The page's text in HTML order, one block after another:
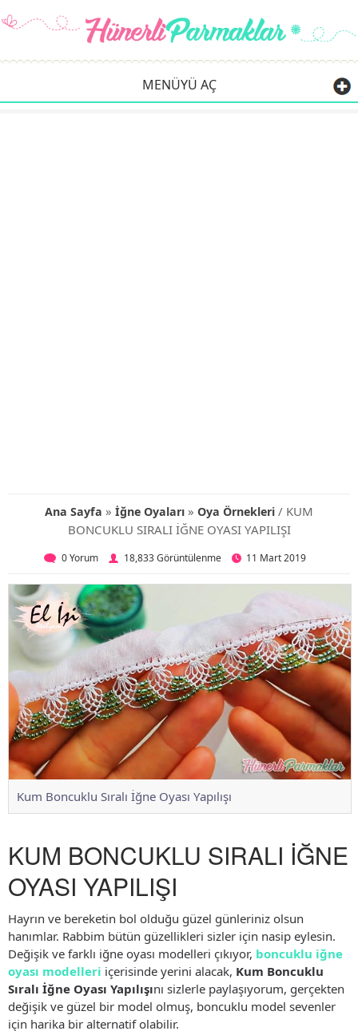
MENÜYÜ AÇ
Ana Sayfa » İğne Oyaları » Oya Örnekleri / KUM
BONCUKLU SIRALI İĞNE OYASI YAPILIŞI
0 Yorum 18,833 Görüntülenme 11 Mart 2019
Kum Boncuklu Sıralı İğne Oyası Yapılışı
KUM BONCUKLU SIRALI İĞNE
OYASI YAPILIŞI
Hayrın ve bereketin bol olduğu güzel günleriniz olsun
hanımlar. Rabbim bütün güzellikleri sizler için nasip eylesin.
Değişik ve farklı iğne oyası modelleri çıkıyor, boncuklu iğne
oyası modelleri içerisinde yerini alacak, Kum Boncuklu
Sıralı İğne Oyası Yapılışını sizlerle paylaşıyorum, gerçekten
değişik ve güzel bir model olmuş, boncuklu model sevenler
için harika bir alternatif olabilir.